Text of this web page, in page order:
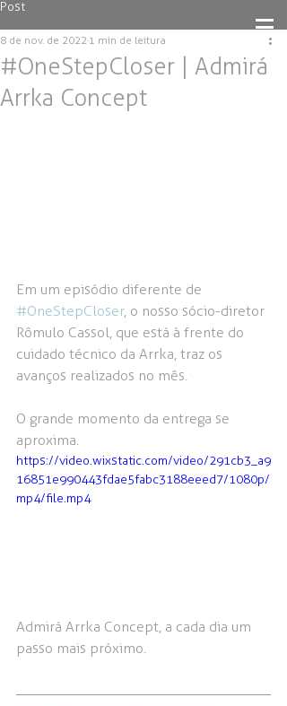
Post
#OneStepCloser | Admirá
Arrka Concept
8 de nov. de 2022 1 min de leitura
Em um episódio diferente de
#OneStepCloser, o nosso sócio-diretor
Rômulo Cassol, que está à frente do
cuidado técnico da Arrka, traz os
avanços realizados no mês.
O grande momento da entrega se
aproxima.
https://video.wixstatic.com/video/291cb3_a9
16851e990443fdae5fabc3188eeed7/1080p/
mp4/file.mp4
Admirá Arrka Concept, a cada dia um
passo mais próximo.